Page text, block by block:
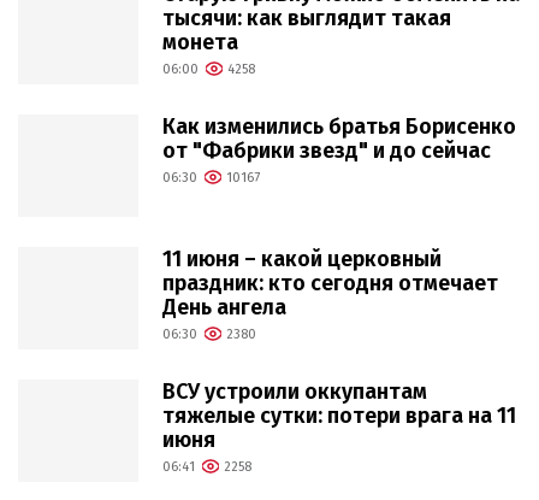
тысячи: как выглядит такая
монета
06:00 4258
Как изменились братья Борисенко
от "Фабрики звезд" и до сейчас
06:30 10167
11 июня – какой церковный
праздник: кто сегодня отмечает
День ангела
06:30 2380
ВСУ устроили оккупантам
тяжелые сутки: потери врага на 11
июня
06:41 2258